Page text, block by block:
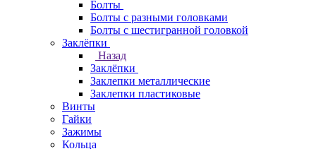
Болты
Болты с разными головками
Болты с шестигранной головкой
Заклёпки
Назад
Заклёпки
Заклепки металлические
Заклепки пластиковые
Винты
Гайки
Зажимы
Кольца